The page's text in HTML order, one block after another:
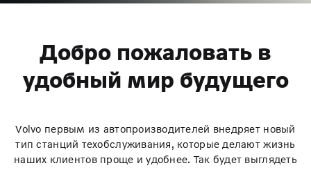
Добро пожаловать в
удобный мир будущего
Volvo первым из автопроизводителей внедряет новый
тип станций техобслуживания, которые делают жизнь
наших клиентов проще и удобнее. Так будет выглядеть